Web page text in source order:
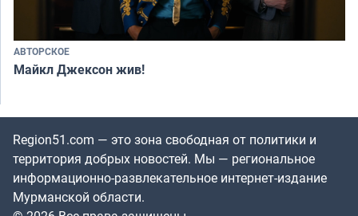
АВТОРСКОЕ
Майкл Джексон жив!
Region51.com — это зона свободная от политики и
территория добрых новостей. Мы — региональное
информационно-развлекательное интернет-издание
Мурманской области.